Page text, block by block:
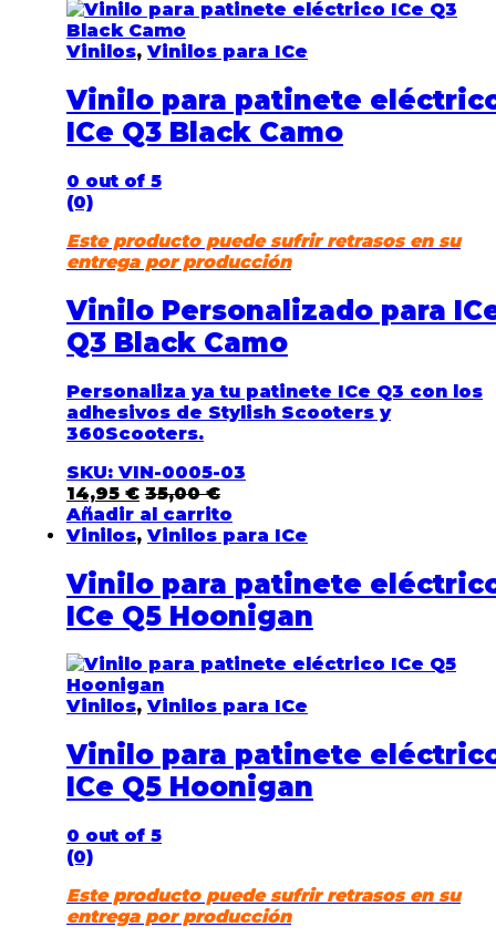
Vinilos,Vinilos para ICe
Vinilo para patinete
ICe Q3 Black Camo
0 out of 5
(0)
Este producto puede sufrir retrasos en su
entrega por producción
Vinilo Personalizado para
Q3 Black Camo
Personaliza ya tu patinete ICe Q3 con los
adhesivos de Stylish Scooters y
360Scooters.
SKU: VIN-0005-03
14,95 € 35,00€
Añadir al carrito
Vinilos,Vinilos para ICe
Vinilo para patinete
ICe Q5 Hoonigan
Vinilos,Vinilos para ICe
Vinilo para patinete
ICe Q5 Hoonigan
0 out of 5
(0)
Este producto puede sufrir retrasos en su
entrega por producción